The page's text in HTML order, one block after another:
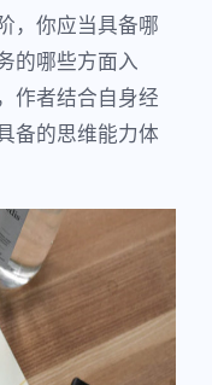
，你应当具备哪
的哪些方面入
作者结合自身经
备的思维能力体